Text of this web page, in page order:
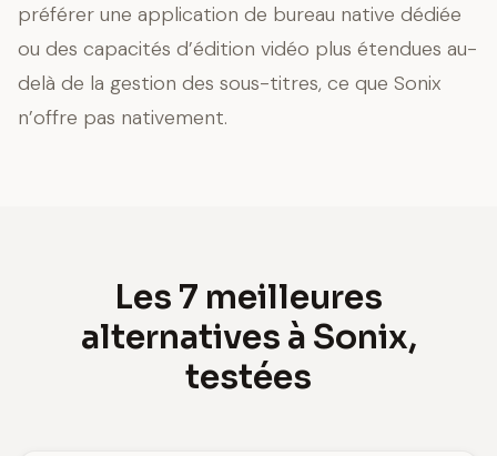
préférer une application de bureau native dédiée
ou des capacités d’édition vidéo plus étendues au-
delà de la gestion des sous-titres, ce que Sonix
n’offre pas nativement.
Les 7 meilleures
alternatives à Sonix,
testées